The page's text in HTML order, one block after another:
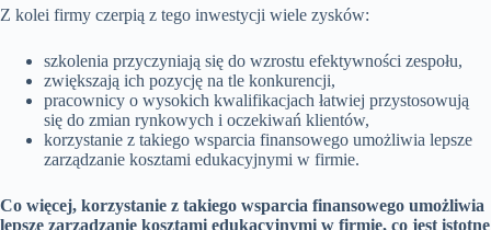
Z kolei firmy czerpią z tego inwestycji wiele zysków:
szkolenia przyczyniają się do wzrostu efektywności zespołu,
zwiększają ich pozycję na tle konkurencji,
pracownicy o wysokich kwalifikacjach łatwiej przystosowują
się do zmian rynkowych i oczekiwań klientów,
korzystanie z takiego wsparcia finansowego umożliwia lepsze
zarządzanie kosztami edukacyjnymi w firmie.
Co więcej, korzystanie z takiego wsparcia finansowego umożliwia
lepsze zarządzanie kosztami edukacyjnymi w firmie, co jest istotne